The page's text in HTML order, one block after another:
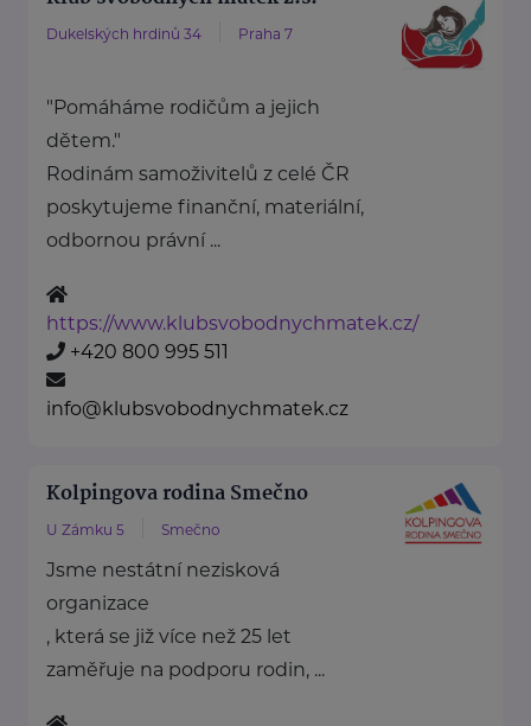
Dukelských hrdinů 34 Praha 7
"Pomáháme rodičům a jejich
dětem."
Rodinám samoživitelů z celé ČR
poskytujeme finanční, materiální,
odbornou právní ...
https://www.klubsvobodnychmatek.cz/
+420 800 995 511
info@klubsvobodnychmatek.cz
Kolpingova rodina Smečno
U Zámku 5 Smečno
Jsme nestátní nezisková
organizace
, která se již více než 25 let
zaměřuje na podporu rodin, ...